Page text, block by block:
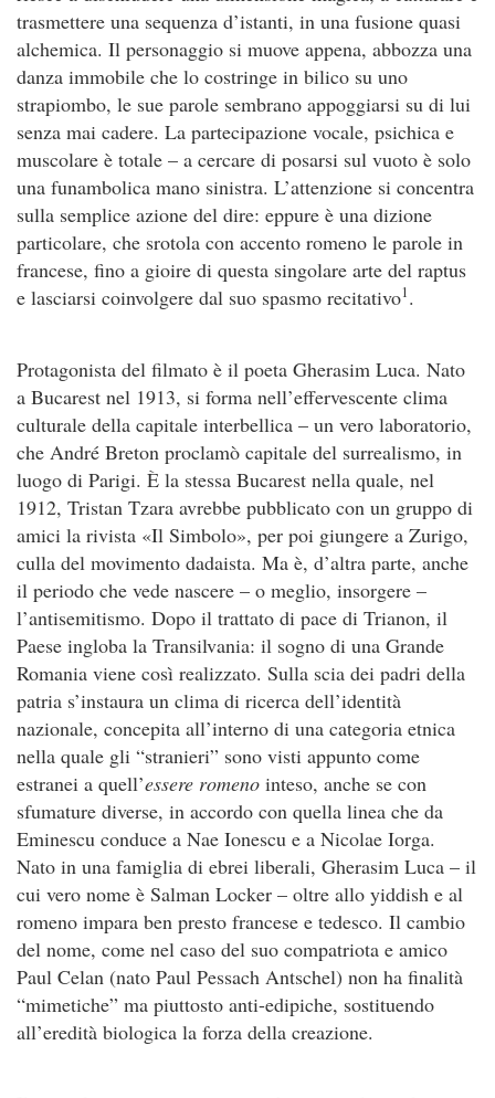
trasmettere una sequenza d’istanti, in una fusione quasi
alchemica. Il personaggio si muove appena, abbozza una
danza immobile che lo costringe in bilico su uno
strapiombo, le sue parole sembrano appoggiarsi su di lui
senza mai cadere. La partecipazione vocale, psichica e
muscolare è totale – a cercare di posarsi sul vuoto è solo
una funambolica mano sinistra. L’attenzione si concentra
sulla semplice azione del dire: eppure è una dizione
particolare, che srotola con accento romeno le parole in
francese, fino a gioire di questa singolare arte del raptus
e lasciarsi coinvolgere dal suo spasmo recitativo1.
Protagonista del filmato è il poeta Gherasim Luca. Nato
a Bucarest nel 1913, si forma nell’effervescente clima
culturale della capitale interbellica – un vero laboratorio,
che André Breton proclamò capitale del surrealismo, in
luogo di Parigi. È la stessa Bucarest nella quale, nel
1912, Tristan Tzara avrebbe pubblicato con un gruppo di
amici la rivista «Il Simbolo», per poi giungere a Zurigo,
culla del movimento dadaista. Ma è, d’altra parte, anche
il periodo che vede nascere – o meglio, insorgere –
l’antisemitismo. Dopo il trattato di pace di Trianon, il
Paese ingloba la Transilvania: il sogno di una Grande
Romania viene così realizzato. Sulla scia dei padri della
patria s’instaura un clima di ricerca dell’identità
nazionale, concepita all’interno di una categoria etnica
nella quale gli “stranieri” sono visti appunto come
estranei a quell’essere romeno inteso, anche se con
sfumature diverse, in accordo con quella linea che da
Eminescu conduce a Nae Ionescu e a Nicolae Iorga.
Nato in una famiglia di ebrei liberali, Gherasim Luca – il
cui vero nome è Salman Locker – oltre allo yiddish e al
romeno impara ben presto francese e tedesco. Il cambio
del nome, come nel caso del suo compatriota e amico
Paul Celan (nato Paul Pessach Antschel) non ha finalità
“mimetiche” ma piuttosto anti-edipiche, sostituendo
all’eredità biologica la forza della creazione.